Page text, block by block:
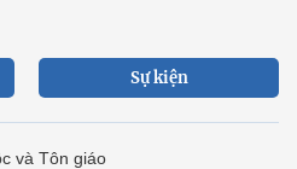
Sự kiện
và Tôn giáo